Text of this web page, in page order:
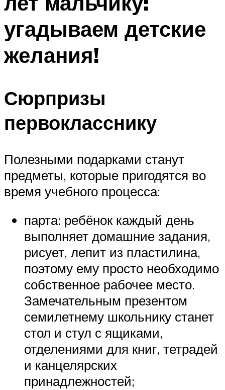
угадываем детские
желания!
Сюрпризы
первокласснику
Полезными подарками станут
предметы, которые пригодятся во
время учебного процесса:
парта: ребёнок каждый день
выполняет домашние задания,
рисует, лепит из пластилина,
поэтому ему просто необходимо
собственное рабочее место.
Замечательным презентом
семилетнему школьнику станет
стол и стул с ящиками,
отделениями для книг, тетрадей
и канцелярских
принадлежностей;